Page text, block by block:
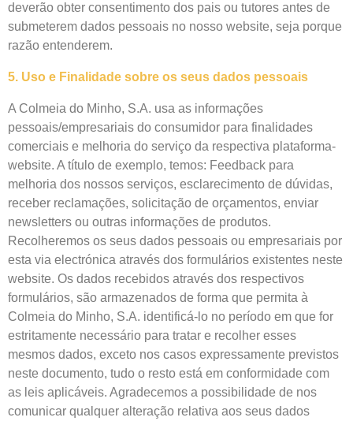
deverão obter consentimento dos pais ou tutores antes de
submeterem dados pessoais no nosso website, seja porque
razão entenderem.
5. Uso e Finalidade sobre os seus dados pessoais
A Colmeia do Minho, S.A. usa as informações
pessoais/empresariais do consumidor para finalidades
comerciais e melhoria do serviço da respectiva plataforma-
website. A título de exemplo, temos: Feedback para
melhoria dos nossos serviços, esclarecimento de dúvidas,
receber reclamações, solicitação de orçamentos, enviar
newsletters ou outras informações de produtos.
Recolheremos os seus dados pessoais ou empresariais por
esta via electrónica através dos formulários existentes neste
website. Os dados recebidos através dos respectivos
formulários, são armazenados de forma que permita à
Colmeia do Minho, S.A. identificá-lo no período em que for
estritamente necessário para tratar e recolher esses
mesmos dados, exceto nos casos expressamente previstos
neste documento, tudo o resto está em conformidade com
as leis aplicáveis. Agradecemos a possibilidade de nos
comunicar qualquer alteração relativa aos seus dados